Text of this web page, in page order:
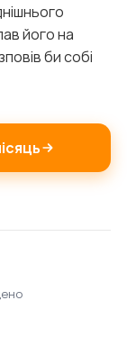
його на
би собі